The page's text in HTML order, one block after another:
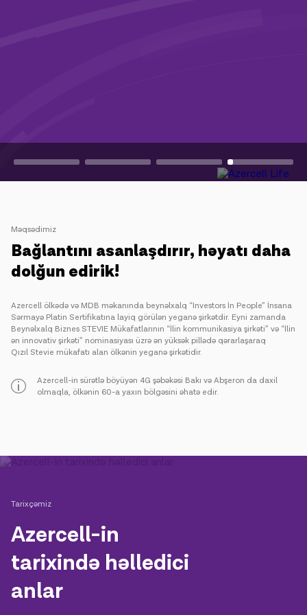
Azərbaycan
Məqsədimiz
Bağlantını asanlaşdırır, həyatı daha
dolğun edirik!
Azercell ölkədə və MDB məkanında beynəlxalq “Investors İn People” İnsana
Sərmayə Platin Sertifikatına layiq görülən yeganə şirkətdir. Eyni zamanda
Beynəlxalq Biznes STEVIE Mükafatlarının “İlin kommunikasiya şirkəti” və “İlin
ən innovativ şirkəti” nominasiyası üzrə ən yüksək pillədə qərarlaşaraq
Qızıl Stevie mükafatı alan ölkənin yeganə şirkətidir.
Azercell-in sürətlə böyüyən 4G şəbəkəsi Bakı və Abşeron da daxil
olmaqla, ölkənin 60-a yaxın bölgəsini əhatə edir.
Tarixçəmiz
Azercell-in
tarixində həlledici
anlar